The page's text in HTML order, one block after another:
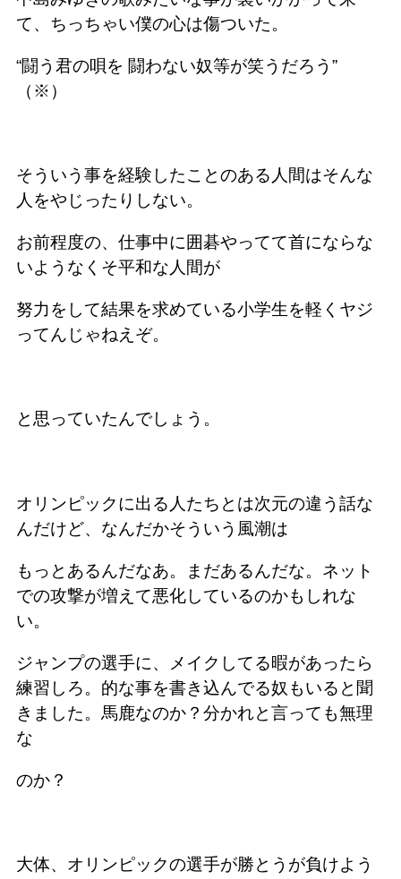
て、ちっちゃい僕の心は傷ついた。
“闘う君の唄を 闘わない奴等が笑うだろう”
（※）
そういう事を経験したことのある人間はそんな
人をやじったりしない。
お前程度の、仕事中に囲碁やってて首にならな
いようなくそ平和な人間が
努力をして結果を求めている小学生を軽くヤジ
ってんじゃねえぞ。
と思っていたんでしょう。
オリンピックに出る人たちとは次元の違う話な
んだけど、なんだかそういう風潮は
もっとあるんだなあ。まだあるんだな。ネット
での攻撃が増えて悪化しているのかもしれな
い。
ジャンプの選手に、メイクしてる暇があったら
練習しろ。的な事を書き込んでる奴もいると聞
きました。馬鹿なのか？分かれと言っても無理
な
のか？
大体、オリンピックの選手が勝とうが負けよう